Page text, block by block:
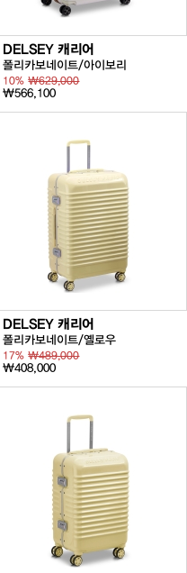
DELSEY 캐리어
폴리카보네이트/아이보리
10%₩629,000
₩566,100
DELSEY 캐리어
폴리카보네이트/옐로우
17%₩489,000
₩408,000